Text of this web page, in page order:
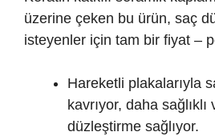
üzerine çeken bu ürün, saç
isteyenler için tam bir fiyat –
Hareketli plakalarıyla
kavrıyor, daha sağlıklı
düzleştirme sağlıyor.